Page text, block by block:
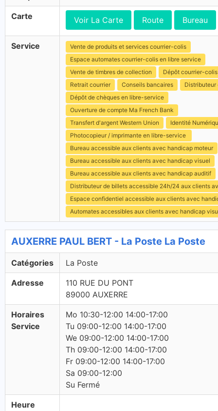
Carte Voir La Carte Route Bureau
Service
Vente de produits et services courrier-colis
Espace automates courrier-colis en libre service
Vente de timbres de collection
Dépôt courrier-colis
Retrait courrier
Conseils bancaires
Distributeur
Dépôt de chèques en libre-service
Ouverture de compte Ma French Bank
Transfert d'argent Western Union
Identité
Photocopieur / imprimante en libre-service
Bureau accessible aux clients avec handicap moteur
Bureau accessible aux clients avec handicap visuel
Bureau accessible aux clients avec handicap auditif
Distributeur de billets accessible 24h/24 aux clients
Espace confidentiel accessible aux clients avec
Automates accessibles aux clients avec handicap
AUXERRE PAUL BERT - La Poste La Poste
Catégories La Poste
Adresse
110 RUE DU PONT
89000 AUXERRE
Horaires
Service
Mo 10:30-12:00 14:00-17:00
Tu 09:00-12:00 14:00-17:00
We 09:00-12:00 14:00-17:00
Th 09:00-12:00 14:00-17:00
Fr 09:00-12:00 14:00-17:00
Sa 09:00-12:00
Su Fermé
Heure